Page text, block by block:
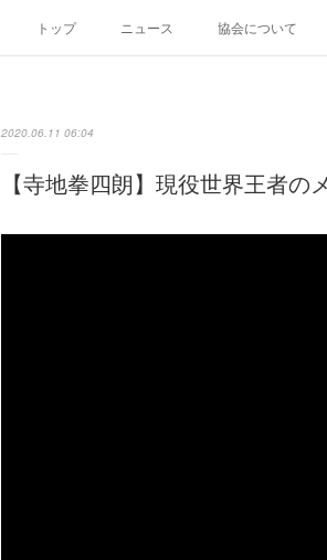
トップ ニュース 協会について
2020.06.11 06:04
【寺地拳四朗】現役世界王者の